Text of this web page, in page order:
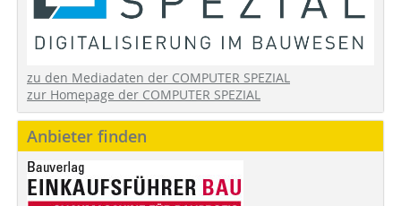
zu den Mediadaten der COMPUTER SPEZIAL
zur Homepage der COMPUTER SPEZIAL
Anbieter finden